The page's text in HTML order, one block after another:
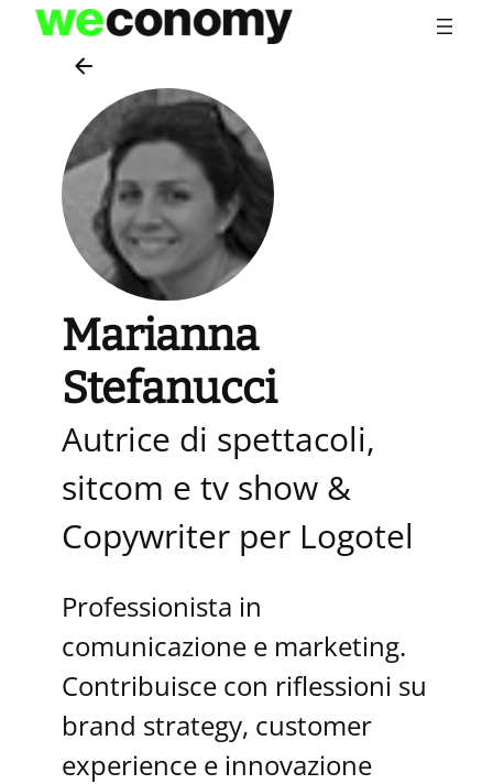
Vai
Marianna
Stefanucci
Autrice di spettacoli,
sitcom e tv show &
Copywriter per Logotel
Professionista in
comunicazione e marketing.
Contribuisce con riflessioni su
brand strategy, customer
experience e innovazione